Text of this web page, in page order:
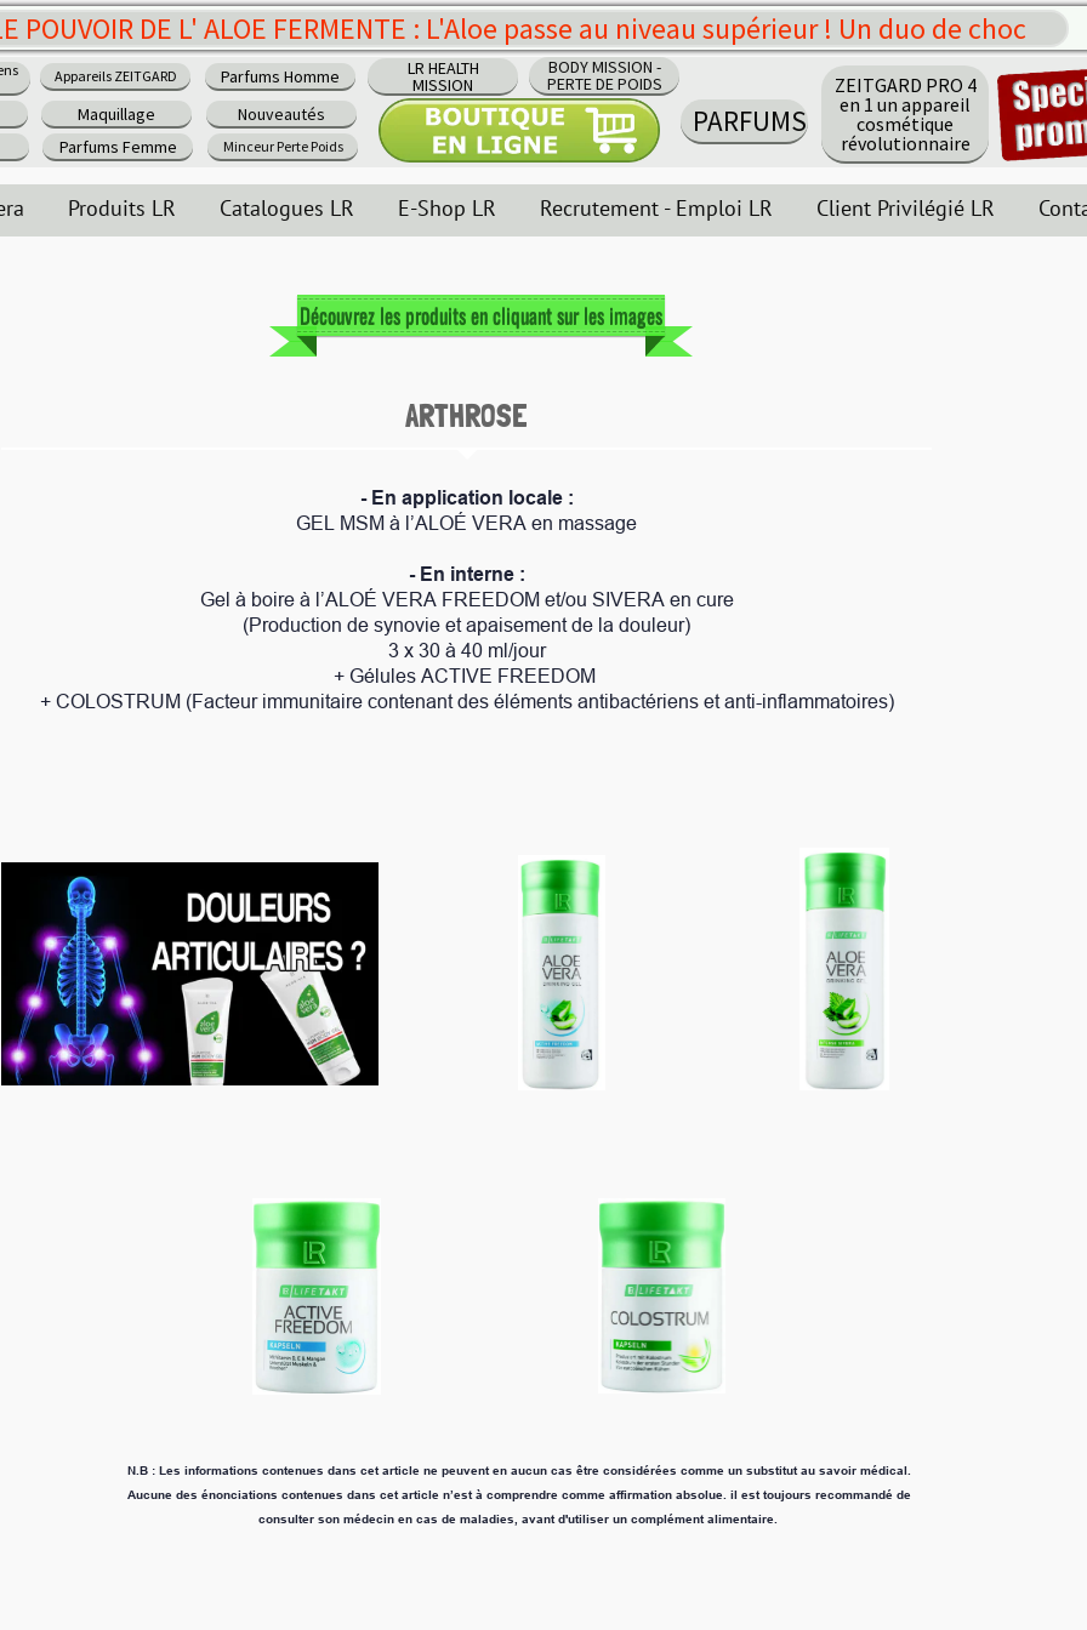
Catalogues LR E-Shop LR Recrutement - Emploi LR Client Privilégié LR Contact
Parfums Homme
Nouveautés
PARFUMS
Minceur Perte Poids
LR HEALTH
MISSION
ALOE FERMENTE : L'Aloe passe au niveau supérieur ! Un duo de choc
BODY MISSION -
PERTE DE POIDS
ZEITGARD PRO 4
en 1 un appareil
cosmétique
révolutionnaire
Découvrez les produits en cliquant sur les images
- En application locale :
VERA en massage
Gel à boire à l’ALOÉ VERA FREEDOM et/ou SIVERA en cure
(Production de synovie et apaisement de la douleur)
+ Gélules ACTIVE FREEDOM
immunitaire contenant des éléments antibactériens et anti-inflammatoires)
contenues dans cet article ne peuvent en aucun cas être considérées comme un substitut au savoir médical.
énonciations contenues dans cet article n’est à comprendre comme affirmation absolue. il est toujours recommandé de
consulter son médecin en cas de maladies, avant d'utiliser un complément alimentaire.